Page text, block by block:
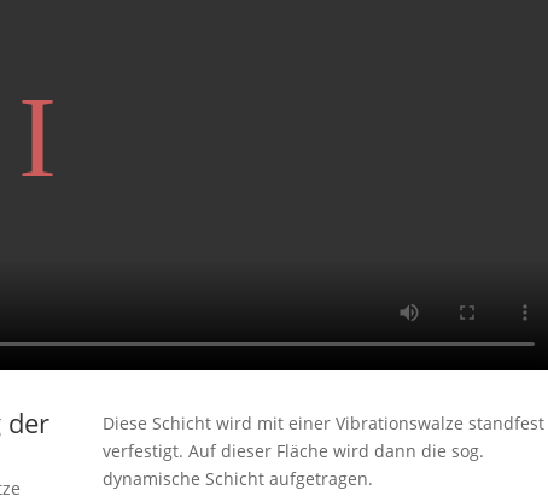
der
Diese Schicht wird mit einer Vibrationswalze standfest
verfestigt. Auf dieser Fläche wird dann die sog.
dynamische Schicht aufgetragen.